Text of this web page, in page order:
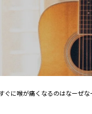
ぐに喉が痛くなるのはなーぜ